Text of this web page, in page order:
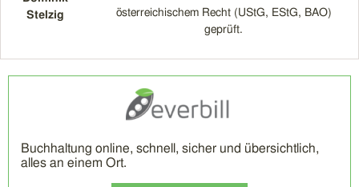
Stelzig
österreichischem Recht (UStG, EStG, BAO)
geprüft.
Buchhaltung online, schnell, sicher und übersichtlich,
alles an einem Ort.